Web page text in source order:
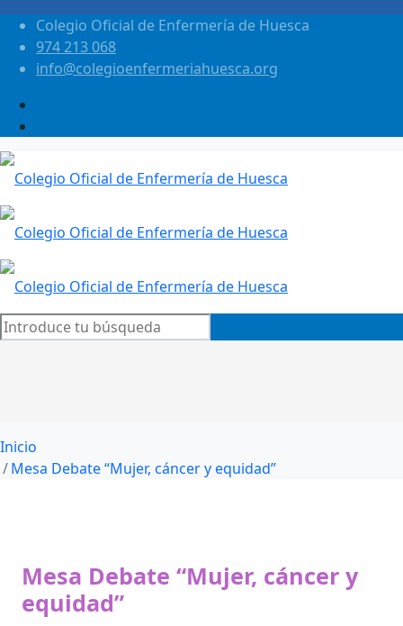
Colegio Oficial de Enfermería de Huesca
974 213 068
info@colegioenfermeriahuesca.org
Inicio
Mesa Debate “Mujer, cáncer y equidad”
Mesa Debate “Mujer, cáncer y
equidad”